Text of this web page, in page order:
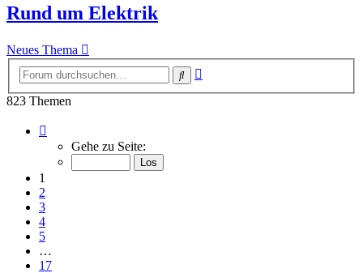
Rund um Elektrik
Neues Thema
Suche
823 Themen
von
Gehe zu Seite:
1
2
3
4
5
…
17